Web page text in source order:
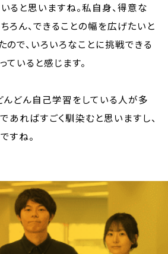
ると思いますね。私自身、得意な
ろん、できることの幅を広げたいと
ので、いろいろなことに挑戦できる
いると感じます。
んどん自己学習をしている人が多
あればすごく馴染むと思いますし、
すね。